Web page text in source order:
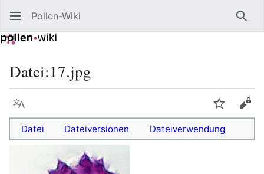
Pollen-Wiki
Datei:17.jpg
Sprache
Datei Dateiversionen Dateiverwendung